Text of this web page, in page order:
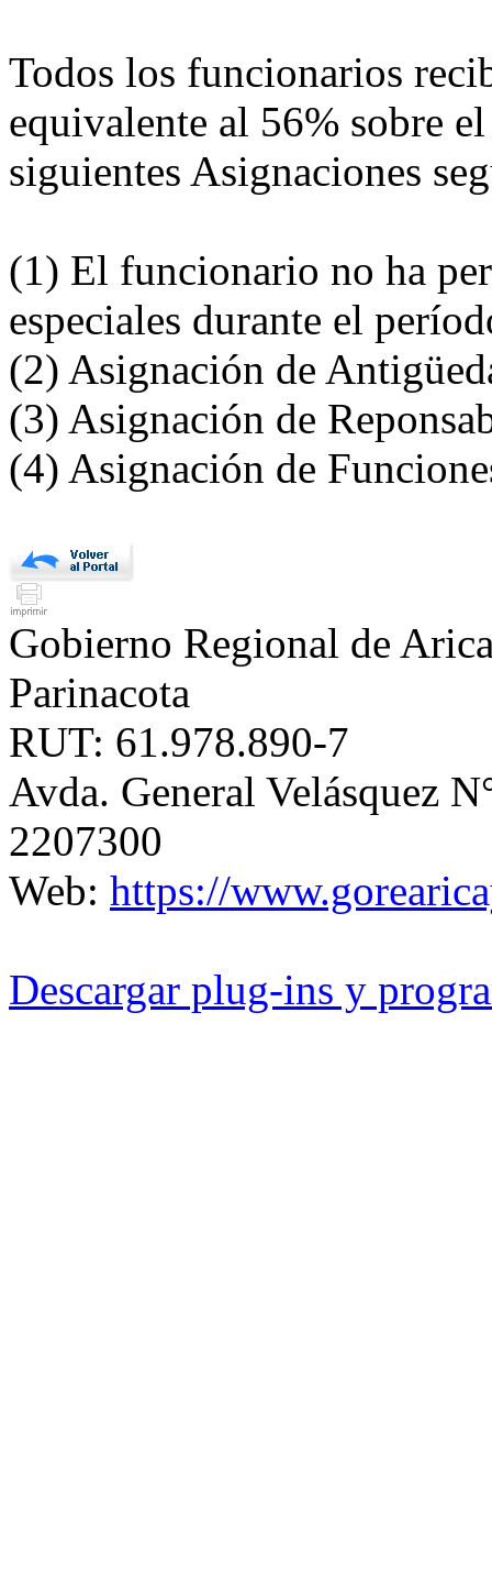
Todos los funcionarios
equivalente al 56% sobre
siguientes Asignaciones
(1) El funcionario no ha
especiales durante el
(2) Asignación de
(3) Asignación de
(4) Asignación de
Gobierno Regional de
Parinacota
RUT: 61.978.890-7
Avda. General Velásquez
2207300
Web: https://
Descargar plug-ins y